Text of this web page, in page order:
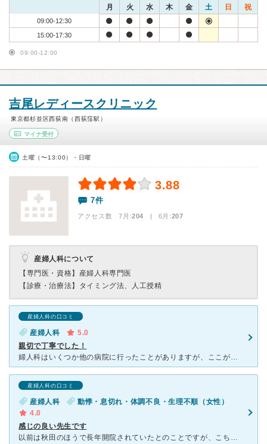
月 火 水 木 金 土 日 祝
09:00-12:30
15:00-17:30
09:00-12:00
吉尾レディースクリニック
東京都杉並区西荻南（西荻窪駅）
マイナ受付
土曜（〜13:00）・日曜
3.88
7件
アクセス数 7月:204 | 6月:207
産婦人科について
【専門医・資格】 産婦人科専門医
【診療・治療法】 タイミング法、人工授精
産婦人科の口コミ
産婦人科
5.0
親切で丁寧でした！
婦人科はいくつか他の病院に行ったことがありますが、ここが一番親切丁寧でした。女性でもなかなか婦人科系のことはわからないことが多いと思います。 今までの病院は、検査結果がこれで、薬出しておきます。とい
産婦人科の口コミ
産婦人科
動悸・息切れ・体調不良・生理不順（女性）
4.0
感じの良い先生です
以前は秋田のほうで長年開院されていたとのことですが、こちらに引っ越してこられたそうです。確かにベテランな先生、という感じがします。 何より話をよく聞いて下さる先生という印象。 院内も新しく清潔で、